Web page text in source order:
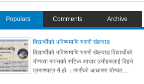
Populars Comments Archive
विद्यार्थीको भविष्यमाथि यसरी खेलवाड
विद्यार्थीको भविष्यमाथि यसरी खेलवाड विद्यार्थीको
योग्यता मापनको सटिक आधार उनीहरुलाई दिइने
प्रमाणपत्र नै हो । त्यसैको आधारमा योग्यत...